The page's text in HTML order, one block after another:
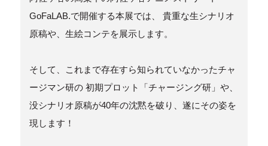
GoFaLAB.で開催する本展では、 貴重な生シナリオ
原稿や、生絵コンテを展示します。
そして、これまで存在すら知られていなかったチャ
ージマン研の 初期プロット「チャージング研」や、
没シナリオ原稿が40年の沈黙を破り、遂にその姿を
現します！